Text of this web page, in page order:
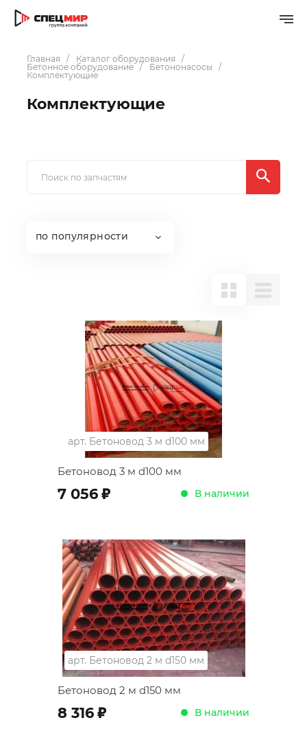
Главная
Каталог оборудования
Бетонное оборудование
Бетононасосы
Комплектующие
Комплектующие
по популярности
арт. Бетоновод 3 м d100 мм
Бетоновод 3 м d100 мм
7 056 ; В наличии
арт. Бетоновод 2 м d150 мм
Бетоновод 2 м d150 мм
8 316 ; В наличии